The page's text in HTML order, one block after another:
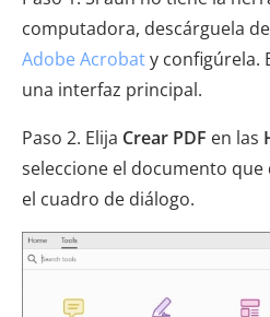
computadora, descárguela
Adobe Acrobaty configúrela.
una interfaz principal.
Paso 2. Elija Crear PDF en las
seleccione el documento que
el cuadro de diálogo.